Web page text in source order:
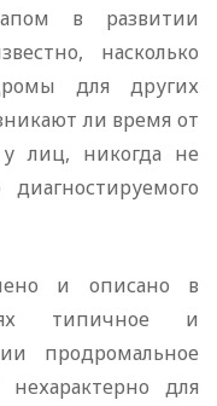
в развитии
насколько
для других
ли время от
лиц, никогда не
и описано в
типичное и
продромальное
для